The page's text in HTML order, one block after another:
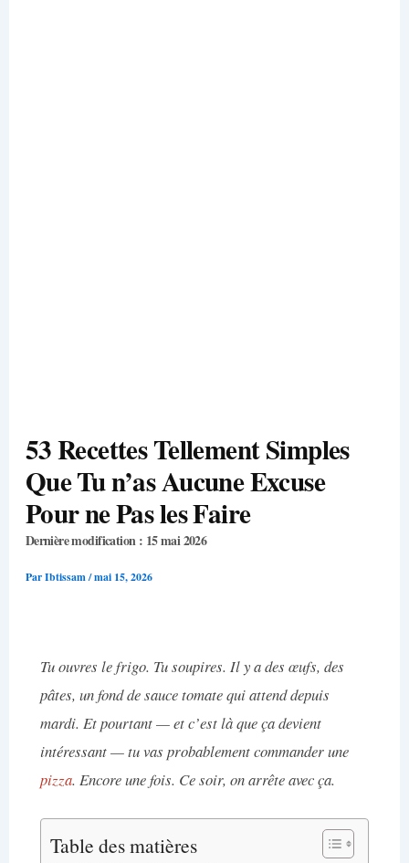
53 Recettes Tellement Simples
Que Tu n’as Aucune Excuse
Pour ne Pas les Faire
Dernière modification : 15 mai 2026
ParIbtissam/mai 15, 2026
Tu ouvres le frigo. Tu soupires. Il y a des œufs, des
pâtes, un fond de sauce tomate qui attend depuis
mardi. Et pourtant — et c’est là que ça devient
intéressant — tu vas probablement commander une
pizza. Encore une fois. Ce soir, on arrête avec ça.
Table des matières